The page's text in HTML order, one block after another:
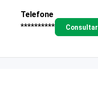
Telefone
**********
Consultar